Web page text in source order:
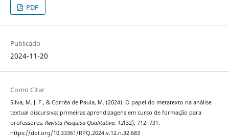
PDF
Publicado
2024-11-20
Como Citar
Silva, M. J. F., & Corrêa de Paula, M. (2024). O papel do metatexto na análise
textual discursiva: primeiras aprendizagens em curso de formação para
professores. Revista Pesquisa Qualitativa, 12(32), 712–731.
https://doi.org/10.33361/RPQ.2024.v.12.n.32.683